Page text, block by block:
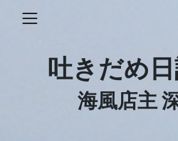
吐きだめ
海風店主